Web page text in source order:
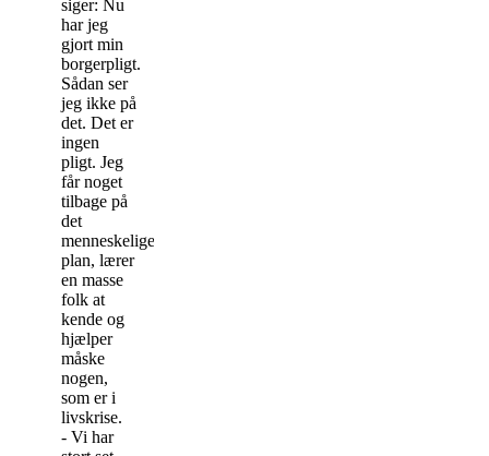
siger: Nu
har jeg
gjort min
borgerpligt.
Sådan ser
jeg ikke på
det. Det er
ingen
pligt. Jeg
får noget
tilbage på
det
menneskelige
plan, lærer
en masse
folk at
kende og
hjælper
måske
nogen,
som er i
livskrise.
- Vi har